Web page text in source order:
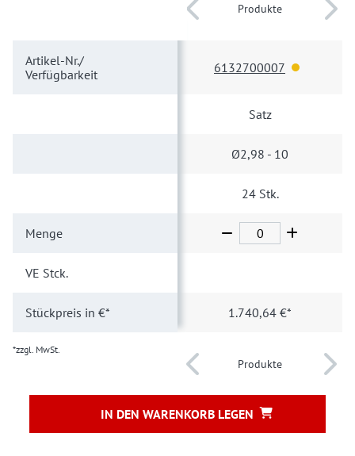
Artikel-Nr./
Verfügbarkeit
Menge
VE Stck.
Stückpreis in €*
Produkte
6132700007
Satz
Ø2,98 - 10
24 Stk.
1.740,64 €*
*zzgl. MwSt.
Produkte
IN DEN WARENKORB LEGEN